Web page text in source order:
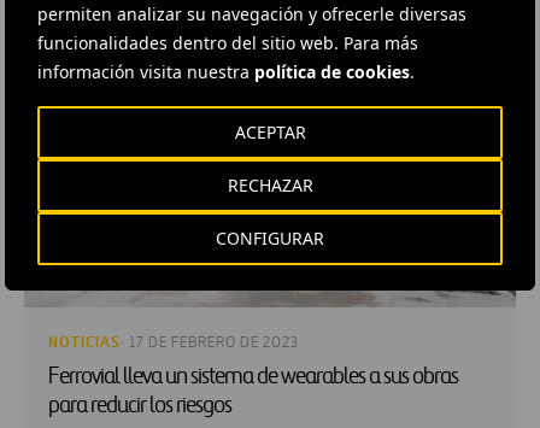
permiten analizar su navegación y ofrecerle diversas
funcionalidades dentro del sitio web. Para más
información visita nuestra política de cookies.
CONFIGURAR
RECHAZAR
ACEPTAR
RELACIONADOS
NOTICIAS · 17 DE FEBRERO DE 2023
Ferrovial lleva un sistema de wearables a sus obras
para reducir los riesgos